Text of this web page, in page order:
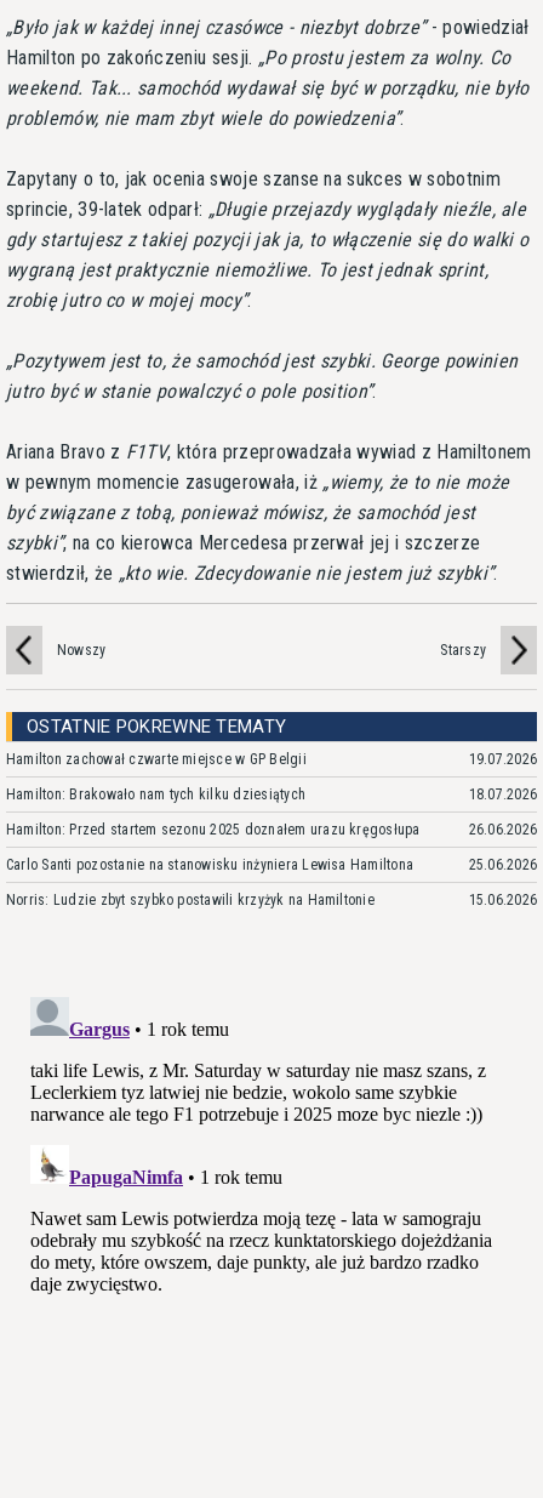
Było jak w każdej innej czasówce - niezbyt dobrze - powiedział
Hamilton po zakończeniu sesji.
Po prostu jestem za wolny. Co
weekend. Tak... samochód wydawał się być w porządku, nie było
problemów, nie mam zbyt wiele do powiedzenia .
Zapytany o to, jak ocenia swoje szanse na sukces w sobotnim
sprincie, 39-latek odparł: Długie przejazdy wyglądały nieźle, ale
gdy startujesz z takiej pozycji jak ja, to włączenie się do walki o
wygraną jest praktycznie niemożliwe. To jest jednak sprint,
zrobię jutro co w mojej mocy .
Pozytywem jest to, że samochód jest szybki. George powinien
jutro być w stanie powalczyć o pole position .
Ariana Bravo z F1TV, która przeprowadzała wywiad z Hamiltonem
w pewnym momencie zasugerowała, iż
wiemy, że to nie może
być związane z tobą, ponieważ mówisz, że samochód jest
szybki , na co kierowca Mercedesa przerwał jej i szczerze
stwierdził, że
kto wie. Zdecydowanie nie jestem już szybki .
Nowszy Starszy
OSTATNIE POKREWNE TEMATY
Hamilton zachował czwarte miejsce w GP Belgii 19.07.2026
Hamilton: Brakowało nam tych kilku dziesiątych 18.07.2026
Hamilton: Przed startem sezonu 2025 doznałem urazu kręgosłupa 26.06.2026
Carlo Santi pozostanie na stanowisku inżyniera Lewisa Hamiltona 25.06.2026
Norris: Ludzie zbyt szybko postawili krzyżyk na Hamiltonie 15.06.2026